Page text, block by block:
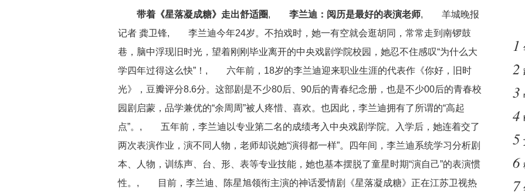
带着《星落凝成糖》走出舒适圈, 李兰迪：阅历是最好的表演老师, 羊城晚报
记者 龚卫锋, 李兰迪今年24岁。不拍戏时，她一有空就会逛胡同，常常走到南锣鼓
巷，脑中浮现旧时光，望着刚刚毕业离开的中央戏剧学院校园，她忍不住感叹“为什么大
学四年过得这么快”！, 六年前，18岁的李兰迪迎来职业生涯的代表作《你好，旧时
光》，豆瓣评分8.6分。这部剧是不少80后、90后的青春纪念册，也是不少00后的青春校
园剧启蒙，品学兼优的“余周周”被人疼惜、喜欢。也因此，李兰迪拥有了所谓的“高起
点”。, 五年前，李兰迪以专业第二名的成绩考入中央戏剧学院。入学后，她连着交了
两次表演作业，演不同人物，老师却说她“演得都一样”。四年间，李兰迪系统学习分析剧
本、人物，训练声、台、形、表等专业技能，她也基本摆脱了童星时期“演自己”的表演惯
性。, 目前，李兰迪、陈星旭领衔主演的神话爱情剧《星落凝成糖》正在江苏卫视热
1
2
3
4
5
6
7